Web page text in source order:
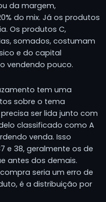
da margem,
do mix. Já os produtos
Os produtos C,
somados, costumam
e do capital
vendendo pouco.
tem uma
sobre o tema
ser lida junto com
classificado como A
venda. Isso
e 38, geralmente os de
antes dos demais.
seria um erro de
é a distribuição por